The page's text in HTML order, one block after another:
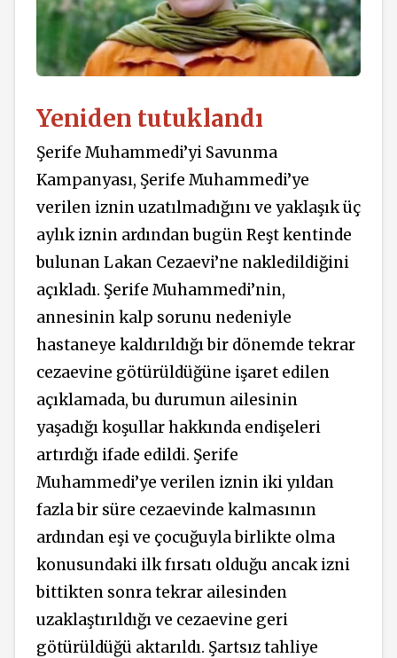
Yeniden tutuklandı
Şerife Muhammedi’yi Savunma
Kampanyası, Şerife Muhammedi’ye
verilen iznin uzatılmadığını ve yaklaşık üç
aylık iznin ardından bugün Reşt kentinde
bulunan Lakan Cezaevi’ne nakledildiğini
açıkladı. Şerife Muhammedi’nin,
annesinin kalp sorunu nedeniyle
hastaneye kaldırıldığı bir dönemde tekrar
cezaevine götürüldüğüne işaret edilen
açıklamada, bu durumun ailesinin
yaşadığı koşullar hakkında endişeleri
artırdığı ifade edildi. Şerife
Muhammedi’ye verilen iznin iki yıldan
fazla bir süre cezaevinde kalmasının
ardından eşi ve çocuğuyla birlikte olma
konusundaki ilk fırsatı olduğu ancak izni
bittikten sonra tekrar ailesinden
uzaklaştırıldığı ve cezaevine geri
götürüldüğü aktarıldı. Şartsız tahliye